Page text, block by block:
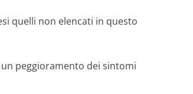
quelli non elencati in questo
peggioramento dei sintomi